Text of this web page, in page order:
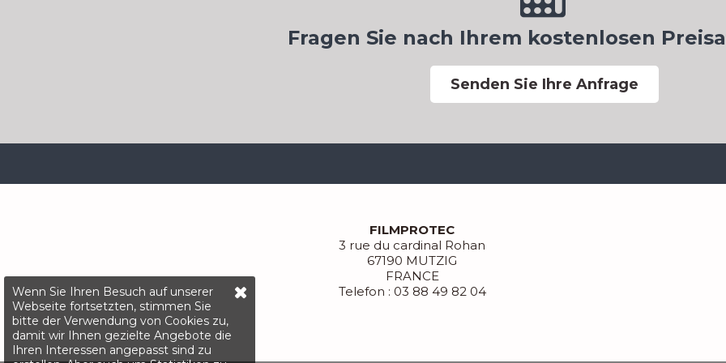
Fragen Sie nach Ihrem kostenlosen
Senden Sie Ihre Anfrage
FILMPROTEC
3 rue du cardinal Rohan
67190 MUTZIG
FRANCE
Telefon : 03 88 49 82 04
Wenn Sie Ihren Besuch auf unserer
Webseite fortsetzten, stimmen Sie
bitte der Verwendung von Cookies zu,
damit wir Ihnen gezielte Angebote die
Ihren Interessen angepasst sind zu